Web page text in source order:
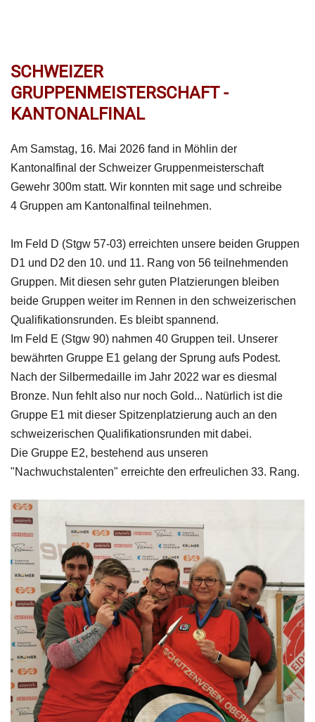
SCHWEIZER
GRUPPENMEISTERSCHAFT -
KANTONALFINAL
Am Samstag, 16. Mai 2026 fand in Möhlin der
Kantonalfinal der Schweizer Gruppenmeisterschaft
Gewehr 300m statt. Wir konnten mit sage und schreibe
4 Gruppen am Kantonalfinal teilnehmen.
Im Feld D (Stgw 57-03) erreichten unsere beiden Gruppen
D1 und D2 den 10. und 11. Rang von 56 teilnehmenden
Gruppen. Mit diesen sehr guten Platzierungen bleiben
beide Gruppen weiter im Rennen in den schweizerischen
Qualifikationsrunden. Es bleibt spannend.
Im Feld E (Stgw 90) nahmen 40 Gruppen teil. Unserer
bewährten Gruppe E1 gelang der Sprung aufs Podest.
Nach der Silbermedaille im Jahr 2022 war es diesmal
Bronze. Nun fehlt also nur noch Gold... Natürlich ist die
Gruppe E1 mit dieser Spitzenplatzierung auch an den
schweizerischen Qualifikationsrunden mit dabei.
Die Gruppe E2, bestehend aus unseren
"Nachwuchstalenten" erreichte den erfreulichen 33. Rang.